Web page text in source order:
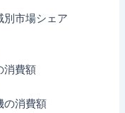
別市場シェア
消費額
の消費額